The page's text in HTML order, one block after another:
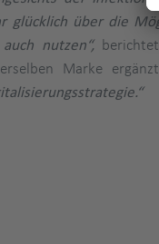
glücklich über die
nutzen“,berichtet
Marke